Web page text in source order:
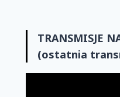
TRANSMISJE
(ostatnia